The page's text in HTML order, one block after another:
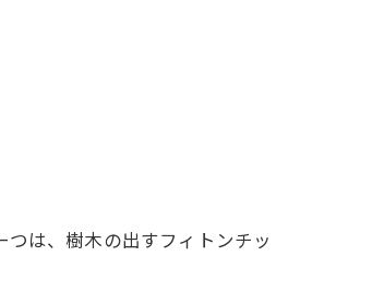
は、樹木の出すフィトンチッ